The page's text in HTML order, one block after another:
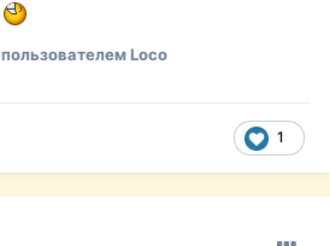
пользователем Loco
1